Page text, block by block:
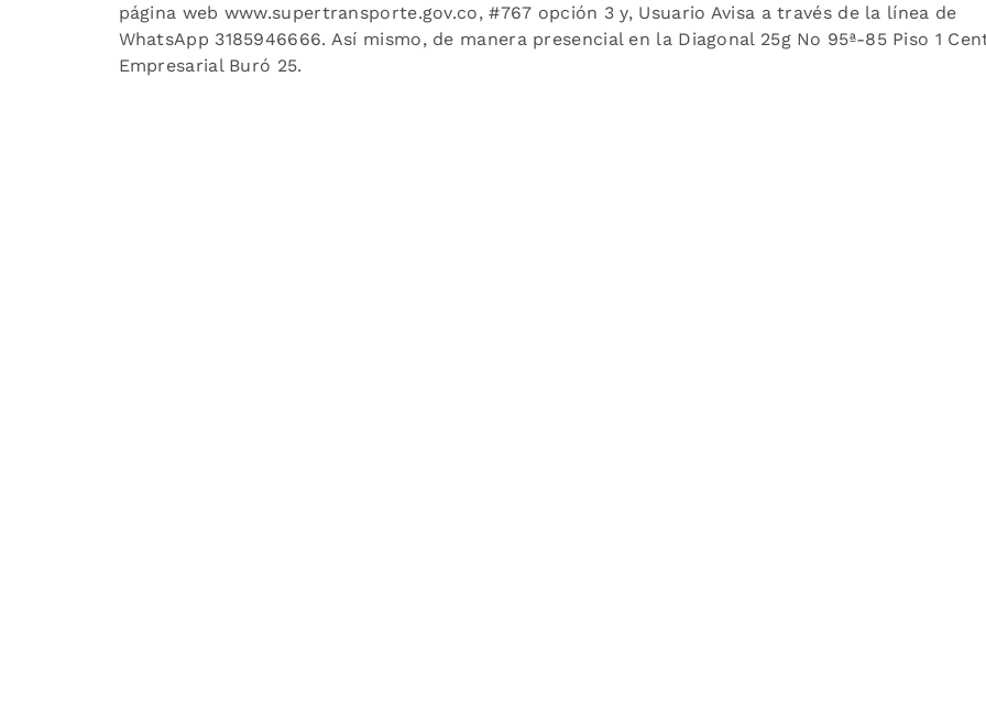
página web www.supertransporte.gov.co, #767 opción 3 y, Usuario Avisa a través de la línea de
WhatsApp 3185946666. Así mismo, de manera presencial en la Diagonal 25g No 95ª-85 Piso 1
Empresarial Buró 25.